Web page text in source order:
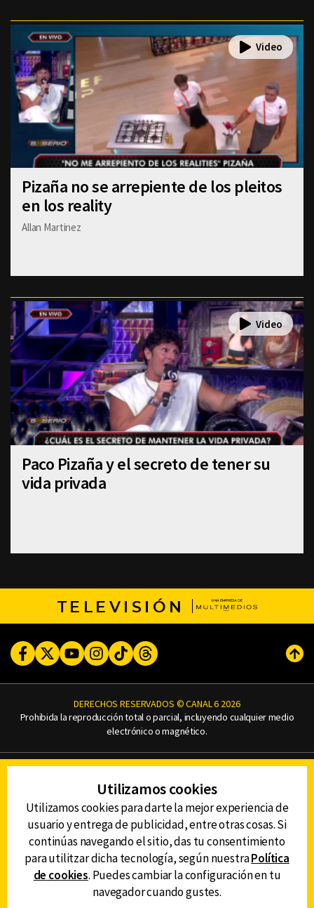
Pizaña no se arrepiente de los pleitos
en los reality
Allan Martinez
Paco Pizaña y el secreto de tener su
vida privada
TELEVISIÓN
FacebookTwitterYoutubeInstagram
TikTokThreads
DERECHOS RESERVADOS © CANAL 6 2026
Prohibida la reproducción total o parcial, incluyendo cualquier medio
electrónico o magnético.
AVISO DE PRIVACIDAD
AVISO LEGAL
DEFENSORÍA DE LAS AUDIENCIAS
DESCARGA LA APP DE CANAL 6
Utilizamos cookies
Utilizamos cookies para darte la mejor experiencia de
usuario y entrega de publicidad, entre otras cosas. Si
continúas navegando el sitio, das tu consentimiento
para utilitzar dicha tecnología, según nuestraPolítica
de cookies. Puedes cambiar la configuración en tu
navegador cuando gustes.